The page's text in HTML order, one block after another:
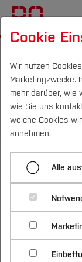
Campus
Studium
Vor dem
Im
Nach
Profil
2025
2024
2023
2022
anders
26.11.2020
Einblicke
Cookie
Wir nutzen
Marketingzwecke.
mehr darüber, wie
wie Sie uns
welche Cookies
annehmen.
Alle